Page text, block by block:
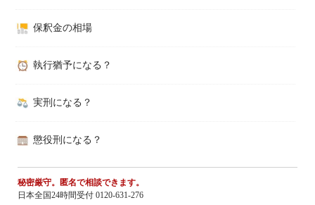
保釈金の相場
執行猶予になる？
実刑になる？
懲役刑になる？
秘密厳守。匿名で相談できます。
日本全国24時間受付 0120-631-276